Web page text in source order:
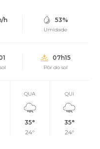
h 53%
Umidade
07h15
Pôr do sol
QUA
35°
24°
QUI
35°
24°